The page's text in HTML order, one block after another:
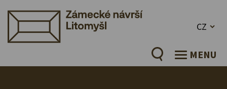
CZ
MENU